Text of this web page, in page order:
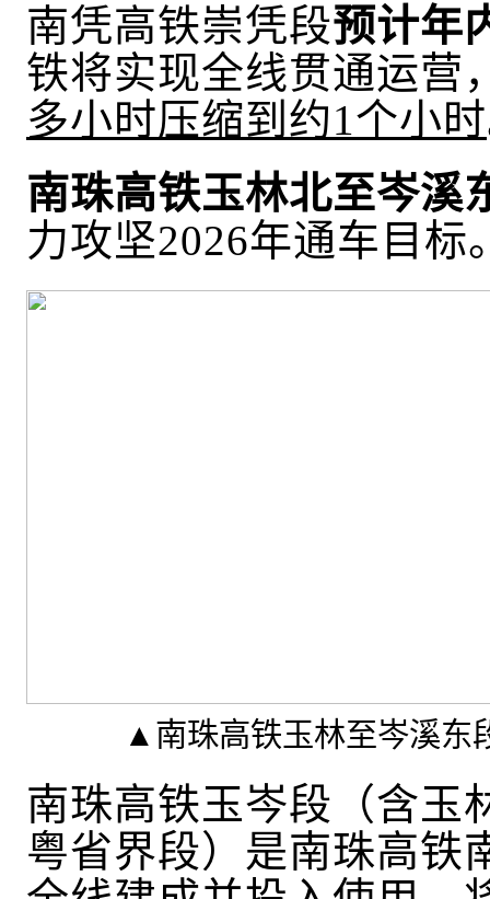
南凭高铁崇凭段预计年
铁将实现全线贯通运营
多小时压缩到约1个小时
南珠高铁玉林北至岑溪
力攻坚2026年通车目标
▲南珠高铁玉林至岑溪东
南珠高铁玉岑段（含玉
粤省界段）是南珠高铁